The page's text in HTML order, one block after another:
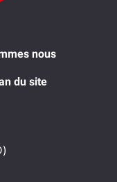
nous
du site